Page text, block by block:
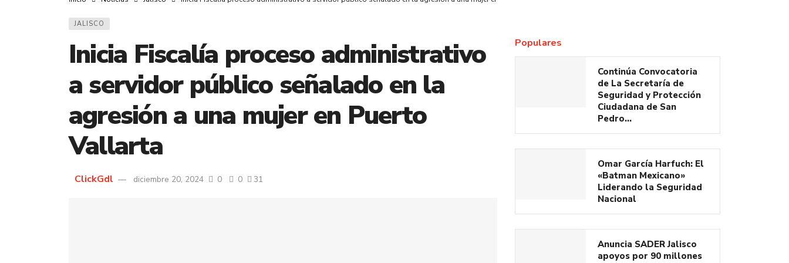
JALISCO
Inicia Fiscalía proceso administrativo
a servidor público señalado en la
agresión a una mujer en Puerto
Vallarta
ClickGdl diciembre 20, 2024 0 0 31
Populares
Continúa Convocatoria
de La Secretaría de
Seguridad y Protección
Ciudadana de San
Pedro…
Omar García Harfuch: El
«Batman Mexicano»
Liderando la Seguridad
Nacional
Anuncia SADER Jalisco
apoyos por 90 millones